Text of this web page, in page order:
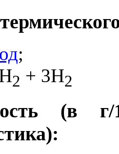
;
2 + 3H2
(в